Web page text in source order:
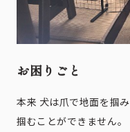
お困りごと
本来 犬は爪で地面を掴
掴むことができません。